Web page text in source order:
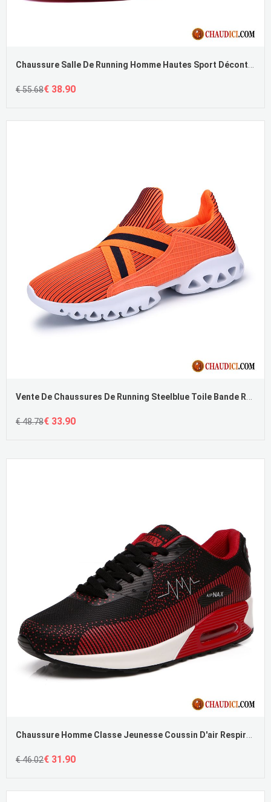
Chaussure Salle De Running Homme Hautes Sport Décontractée Chaussures De Skate Losange Soldes
€ 55.68€ 38.90
Vente De Chaussures De Running Steelblue Toile Bande Rayé Décontractée Fantaisie Slip-On Pas Cher
€ 48.78€ 33.90
Chaussure Homme Classe Jeunesse Coussin D'air Respirant Printemps Chaussures De Basket
€ 46.02€ 31.90